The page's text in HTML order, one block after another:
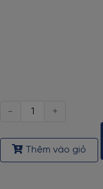
Số
Thêm vào giỏ